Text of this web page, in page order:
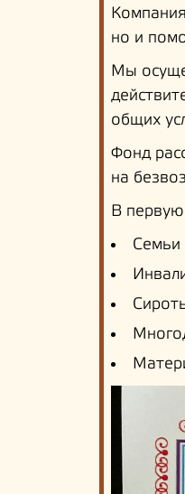
но и
Мы
общих
Фонд
на
В
Семьи